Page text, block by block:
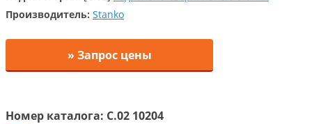
Производитель: Stanko
» Запрос цены
Номер каталога: C.02 10204